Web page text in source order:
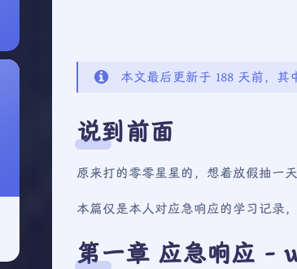
本文最后更新于 188 天前，其
说到前面
原来打的零零星星的，想着放假抽一
本篇仅是本人对应急响应的学习记录
第一章 应急响应 -